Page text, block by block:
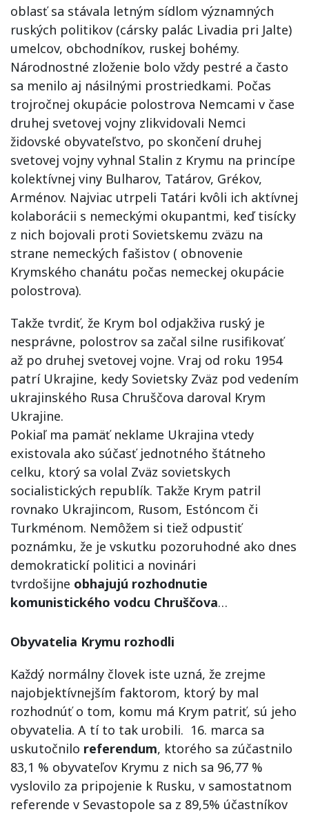
oblasť sa stávala letným sídlom významných
ruských politikov (cársky palác Livadia pri Jalte)
umelcov, obchodníkov, ruskej bohémy.
Národnostné zloženie bolo vždy pestré a často
sa menilo aj násilnými prostriedkami. Počas
trojročnej okupácie polostrova Nemcami v čase
druhej svetovej vojny zlikvidovali Nemci
židovské obyvateľstvo, po skončení druhej
svetovej vojny vyhnal Stalin z Krymu na princípe
kolektívnej viny Bulharov, Tatárov, Grékov,
Arménov. Najviac utrpeli Tatári kvôli ich aktívnej
kolaborácii s nemeckými okupantmi, keď tisícky
z nich bojovali proti Sovietskemu zväzu na
strane nemeckých fašistov ( obnovenie
Krymského chanátu počas nemeckej okupácie
polostrova).
Takže tvrdiť, že Krym bol odjakživa ruský je
nesprávne, polostrov sa začal silne rusifikovať
až po druhej svetovej vojne. Vraj od roku 1954
patrí Ukrajine, kedy Sovietsky Zväz pod vedením
ukrajinského Rusa Chruščova daroval Krym
Ukrajine.
Pokiaľ ma pamäť neklame Ukrajina vtedy
existovala ako súčasť jednotného štátneho
celku, ktorý sa volal Zväz sovietskych
socialistických republík. Takže Krym patril
rovnako Ukrajincom, Rusom, Estóncom či
Turkménom. Nemôžem si tiež odpustiť
poznámku, že je vskutku pozoruhodné ako dnes
demokratickí politici a novinári
tvrdošijne obhajujú rozhodnutie
komunistického vodcu Chruščova…
Obyvatelia Krymu rozhodli
Každý normálny človek iste uzná, že zrejme
najobjektívnejším faktorom, ktorý by mal
rozhodnúť o tom, komu má Krym patriť, sú jeho
obyvatelia. A tí to tak urobili. 16. marca sa
uskutočnilo referendum, ktorého sa zúčastnilo
83,1 % obyvateľov Krymu z nich sa 96,77 %
vyslovilo za pripojenie k Rusku, v samostatnom
referende v Sevastopole sa z 89,5% účastníkov